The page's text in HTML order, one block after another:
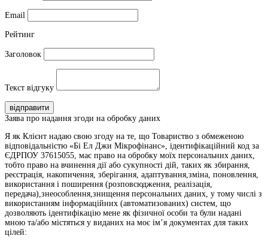
Email
Рейтинг
Заголовок
Текст відгуку
відправити
Заява про надання згоди на обробку даних
Я як Клієнт надаю свою згоду на те, що Товариство з обмеженою
відповідальністю «Бі Ел Джи Мікрофінанс», ідентифікаційний код за
ЄДРПОУ 37615055, має право на обробку моїх персональних даних,
тобто право на вчинення дії або сукупності дій, таких як збирання,
реєстрація, накопичення, зберігання, адаптування,зміна, поновлення,
використання і поширення (розповсюдження, реалізація,
передача),знеособлення,знищення персональних даних, у тому числі з
використанням інформаційних (автоматизованих) систем, що
дозволяють ідентифікацію мене як фізичної особи та були надані
мною та/або містяться у виданих на моє ім’я документах для таких
цілей: